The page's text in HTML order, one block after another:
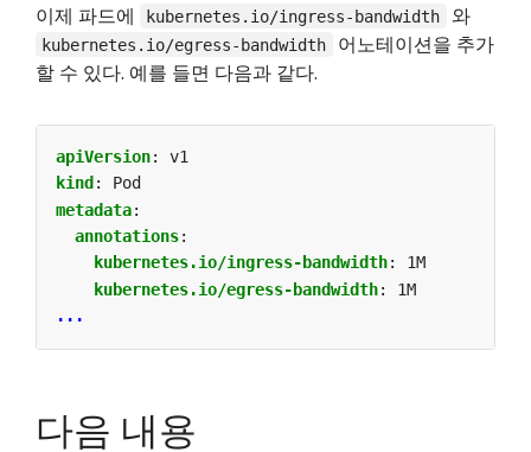
이제 파드에 kubernetes.io/ingress-bandwidth 와
kubernetes.io/egress-bandwidth
어노테이션을 추가
할 수 있다. 예를 들면 다음과 같다.
apiVersion:
v1
kind :
Pod
metadata:
annotations:
kubernetes.io/ingress-bandwidth:
1M
kubernetes.io/egress-bandwidth:
1M
...
다음 내용